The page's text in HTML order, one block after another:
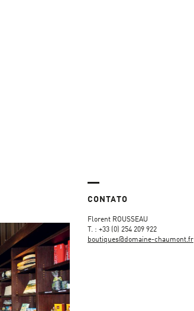
CONTATO
Florent ROUSSEAU
T. : +33 (0) 254 209 922
boutiques@domaine-chaumont.fr